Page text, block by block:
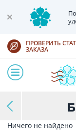
ПРОВЕРИТЬ
ЗАКАЗА
Ничего не найдено